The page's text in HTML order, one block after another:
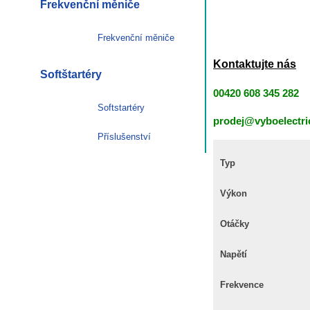
Kontaktujte nás
00420 608 345 282
Typ
Výkon
Otáčky
Napětí
Frekvence
Frekvenční měniče
Frekvenční měniče
Softštartéry
Softstartéry
Příslušenství